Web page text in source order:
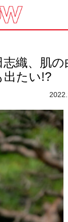
織、肌の
出たい!?